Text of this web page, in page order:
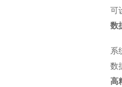
可
数
系
数
高